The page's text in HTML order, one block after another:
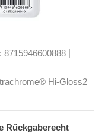
8715946600888
Hi-Gloss2
Rückgaberecht